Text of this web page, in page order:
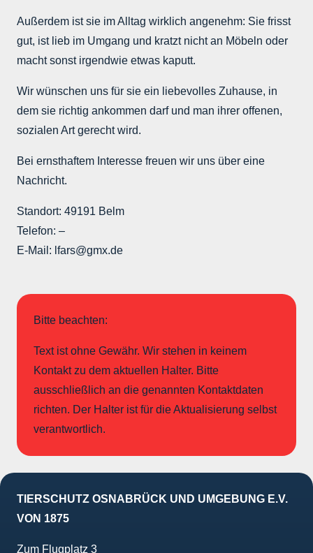
Außerdem ist sie im Alltag wirklich angenehm: Sie frisst
gut, ist lieb im Umgang und kratzt nicht an Möbeln oder
macht sonst irgendwie etwas kaputt.
Wir wünschen uns für sie ein liebevolles Zuhause, in
dem sie richtig ankommen darf und man ihrer offenen,
sozialen Art gerecht wird.
Bei ernsthaftem Interesse freuen wir uns über eine
Nachricht.
Standort: 49191 Belm
Telefon: –
E-Mail: lfars@gmx.de
Bitte beachten:
Text ist ohne Gewähr. Wir stehen in keinem
Kontakt zu dem aktuellen Halter. Bitte
ausschließlich an die genannten Kontaktdaten
richten. Der Halter ist für die Aktualisierung selbst
verantwortlich.
TIERSCHUTZ OSNABRÜCK UND UMGEBUNG E.V.
VON 1875
Zum Flugplatz 3